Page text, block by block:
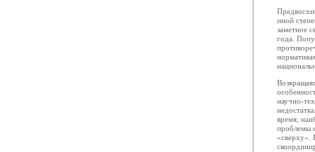
иной
заметное
года.
научно-
время,
проблемы
«сверху».